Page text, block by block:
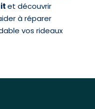
et découvrir
à réparer
vos rideaux